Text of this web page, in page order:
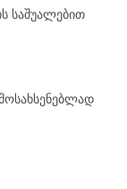
საშუალებით